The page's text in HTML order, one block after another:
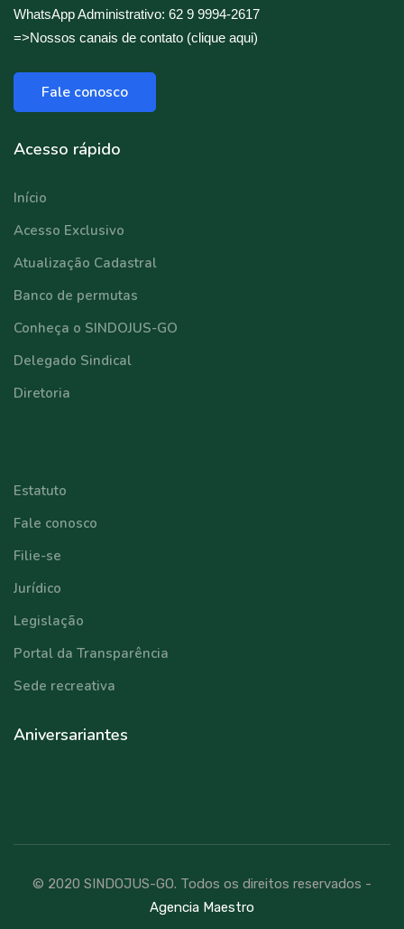
WhatsApp Administrativo: 62 9 9994-2617
=>Nossos canais de contato (clique aqui)
Fale conosco
Acesso rápido
Início
Acesso Exclusivo
Atualização Cadastral
Banco de permutas
Conheça o SINDOJUS-GO
Delegado Sindical
Diretoria
Estatuto
Fale conosco
Filie-se
Jurídico
Legislação
Portal da Transparência
Sede recreativa
Aniversariantes
© 2020 SINDOJUS-GO. Todos os direitos reservados -
Agencia Maestro